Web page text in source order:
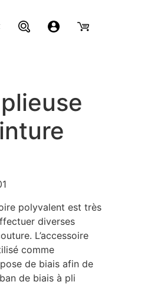
polyvalent est très
diverses
L’accessoire
comme
de biais afin de
de biais à pli